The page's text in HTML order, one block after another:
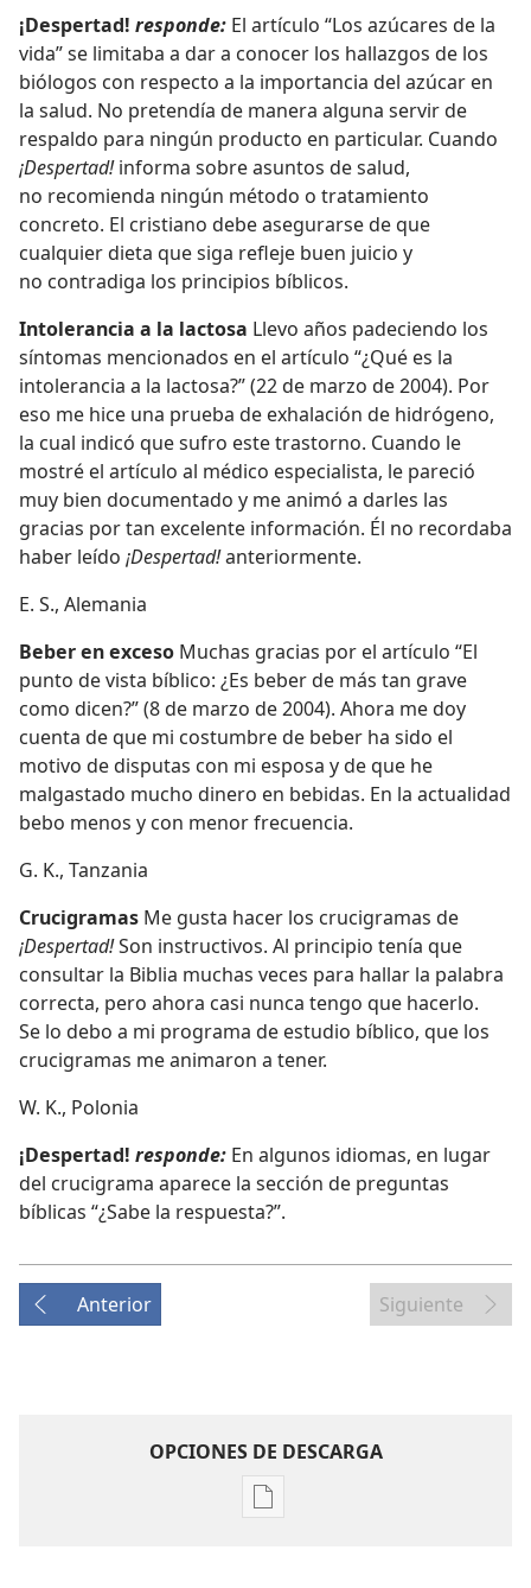
¡Despertad! responde: El artículo “Los azúcares de la
vida” se limitaba a dar a conocer los hallazgos de los
biólogos con respecto a la importancia del azúcar en
la salud. No pretendía de manera alguna servir de
respaldo para ningún producto en particular. Cuando
¡Despertad!informa sobre asuntos de salud,
no recomienda ningún método o tratamiento
concreto. El cristiano debe asegurarse de que
cualquier dieta que siga refleje buen juicio y
no contradiga los principios bíblicos.
Intolerancia a la lactosa Llevo años padeciendo los
síntomas mencionados en el artículo “¿Qué es la
intolerancia a la lactosa?” (22 de marzo de 2004). Por
eso me hice una prueba de exhalación de hidrógeno,
la cual indicó que sufro este trastorno. Cuando le
mostré el artículo al médico especialista, le pareció
muy bien documentado y me animó a darles las
gracias por tan excelente información. Él no recordaba
haber leído ¡Despertad!anteriormente.
E. S., Alemania
Beber en exceso Muchas gracias por el artículo “El
punto de vista bíblico: ¿Es beber de más tan grave
como dicen?” (8 de marzo de 2004). Ahora me doy
cuenta de que mi costumbre de beber ha sido el
motivo de disputas con mi esposa y de que he
malgastado mucho dinero en bebidas. En la actualidad
bebo menos y con menor frecuencia.
G. K., Tanzania
Crucigramas Me gusta hacer los crucigramas de
¡Despertad!Son instructivos. Al principio tenía que
consultar la Biblia muchas veces para hallar la palabra
correcta, pero ahora casi nunca tengo que hacerlo.
Se lo debo a mi programa de estudio bíblico, que los
crucigramas me animaron a tener.
W. K., Polonia
¡Despertad! responde: En algunos idiomas, en lugar
del crucigrama aparece la sección de preguntas
bíblicas “¿Sabe la respuesta?”.
Anterior Siguiente
OPCIONES DE DESCARGA
Opciones